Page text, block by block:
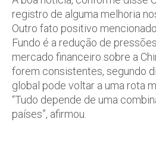
registro de alguma melhoria
Outro fato positivo
Fundo é a redução de
mercado financeiro sobre a
forem consistentes, segundo
global pode voltar a uma rota
“Tudo depende de uma
países”, afirmou.